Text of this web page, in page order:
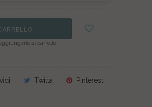
al carrello
Twitta Pinterest